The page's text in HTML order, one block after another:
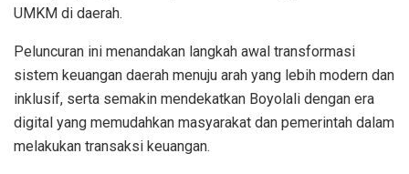
UMKM di daerah.
Peluncuran ini menandakan langkah awal transformasi
sistem keuangan daerah menuju arah yang lebih modern dan
inklusif, serta semakin mendekatkan Boyolali dengan era
digital yang memudahkan masyarakat dan pemerintah dalam
melakukan transaksi keuangan.